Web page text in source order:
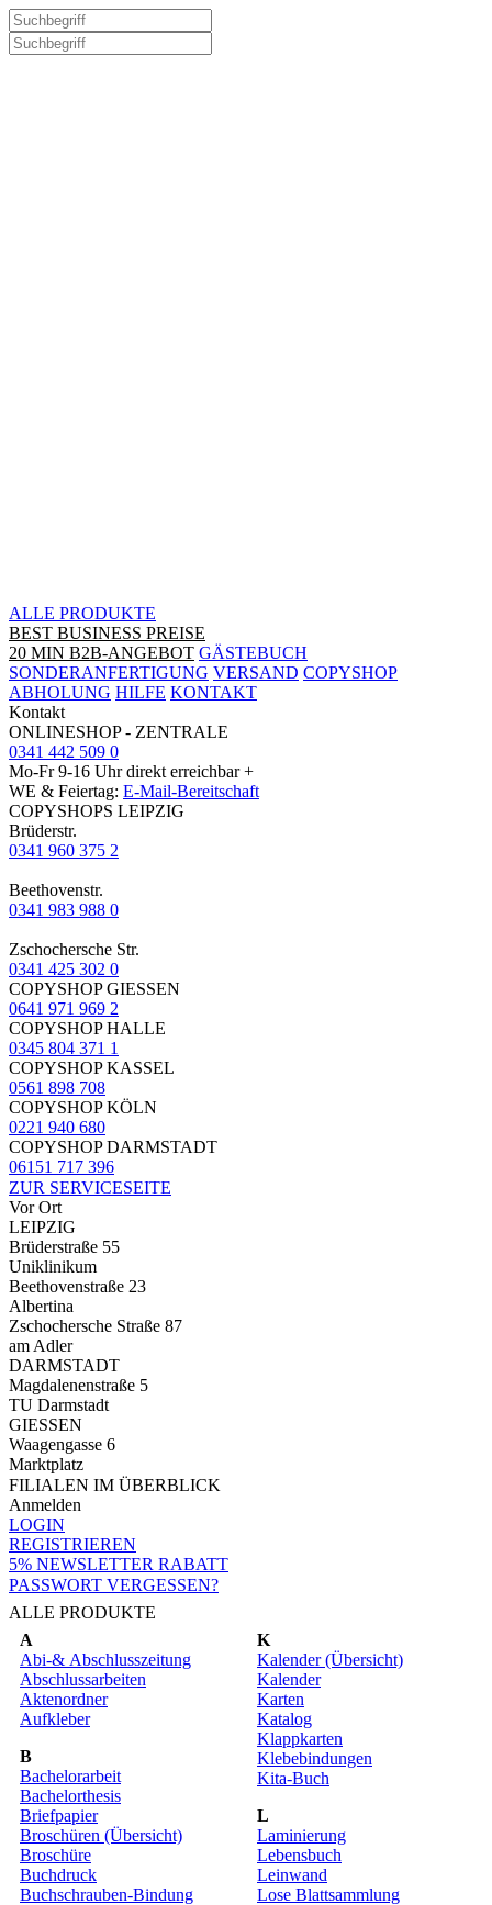
ALLE PRODUKTE
BEST BUSINESS PREISE
20 MIN B2B-ANGEBOT GÄSTEBUCH
SONDERANFERTIGUNG VERSAND COPYSHOP
ABHOLUNG HILFE KONTAKT
Kontakt
ONLINESHOP - ZENTRALE
0341 442 509 0
Mo-Fr 9-16 Uhr direkt erreichbar +
WE & Feiertag: E-Mail-Bereitschaft
COPYSHOPS LEIPZIG
Brüderstr.
0341 960 375 2
Beethovenstr.
0341 983 988 0
Zschochersche Str.
0341 425 302 0
COPYSHOP GIESSEN
0641 971 969 2
COPYSHOP HALLE
0345 804 371 1
COPYSHOP KASSEL
0561 898 708
COPYSHOP KÖLN
0221 940 680
COPYSHOP DARMSTADT
06151 717 396
ZUR SERVICESEITE
Vor Ort
LEIPZIG
Brüderstraße 55
Uniklinikum
Beethovenstraße 23
Albertina
Zschochersche Straße 87
am Adler
DARMSTADT
Magdalenenstraße 5
TU Darmstadt
GIESSEN
Waagengasse 6
Marktplatz
FILIALEN IM ÜBERBLICK
Anmelden
LOGIN
REGISTRIEREN
5% NEWSLETTER RABATT
PASSWORT VERGESSEN?
ALLE PRODUKTE
A
Abi-& Abschlusszeitung
Abschlussarbeiten
Aktenordner
Aufkleber
B
Bachelorarbeit
Bachelorthesis
Briefpapier
Broschüren (Übersicht)
Broschüre
Buchdruck
Buchschrauben-Bindung
K
Kalender (Übersicht)
Kalender
Karten
Katalog
Klappkarten
Klebebindungen
Kita-Buch
L
Laminierung
Lebensbuch
Leinwand
Lose Blattsammlung